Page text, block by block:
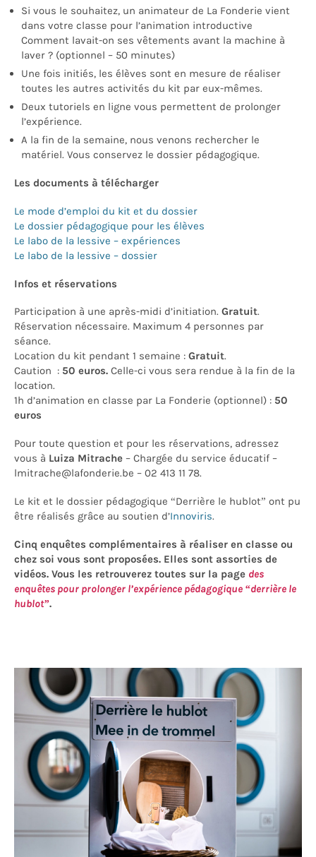
Si vous le souhaitez, un animateur de La Fonderie vient
dans votre classe pour l’animation introductive
Comment lavait-on ses vêtements avant la machine à
laver ? (optionnel – 50 minutes)
Une fois initiés, les élèves sont en mesure de réaliser
toutes les autres activités du kit par eux-mêmes.
Deux tutoriels en ligne vous permettent de prolonger
l’expérience.
A la fin de la semaine, nous venons rechercher le
matériel. Vous conservez le dossier pédagogique.
Les documents à télécharger
Le mode d’emploi du kit et du dossier
Le dossier pédagogique pour les élèves
Le labo de la lessive – expériences
Le labo de la lessive – dossier
Infos et réservations
Participation à une après-midi d’initiation. Gratuit.
Réservation nécessaire. Maximum 4 personnes par
séance.
Location du kit pendant 1 semaine : Gratuit.
Caution : 50 euros. Celle-ci vous sera rendue à la fin de la
location.
1h d’animation en classe par La Fonderie (optionnel) : 50
euros
Pour toute question et pour les réservations, adressez
vous à Luiza Mitrache – Chargée du service éducatif –
lmitrache@lafonderie.be – 02 413 11 78.
Le kit et le dossier pédagogique “Derrière le hublot” ont pu
être réalisés grâce au soutien d’Innoviris.
Cinq enquêtes complémentaires à réaliser en classe ou
chez soi vous sont proposées. Elles sont assorties de
vidéos. Vous les retrouverez toutes sur la page des
enquêtes pour prolonger l’expérience pédagogique “derrière le
hublot”.